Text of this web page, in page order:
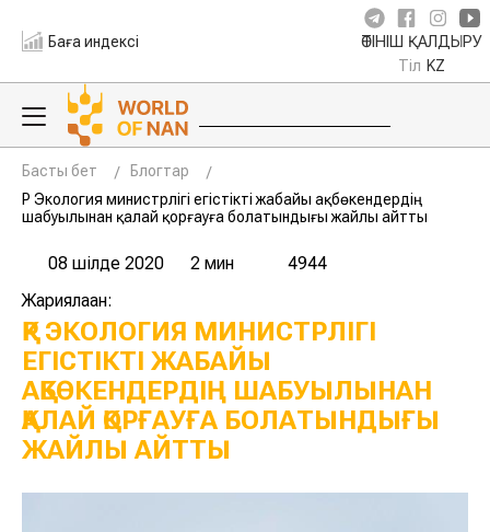
Баға индексі ӨТІНІШ ҚАЛДЫРУ
Тіл KZ
Басты бет
Блогтар
ҚР Экология министрлігі егістікті жабайы ақбөкендердің
шабуылынан қалай қорғауға болатындығы жайлы айтты
08 шілде 2020 2 мин
4944
Жариялаған:
ҚР ЭКОЛОГИЯ МИНИСТРЛІГІ
ЕГІСТІКТІ ЖАБАЙЫ
АҚБӨКЕНДЕРДІҢ ШАБУЫЛЫНАН
ҚАЛАЙ ҚОРҒАУҒА БОЛАТЫНДЫҒЫ
ЖАЙЛЫ АЙТТЫ